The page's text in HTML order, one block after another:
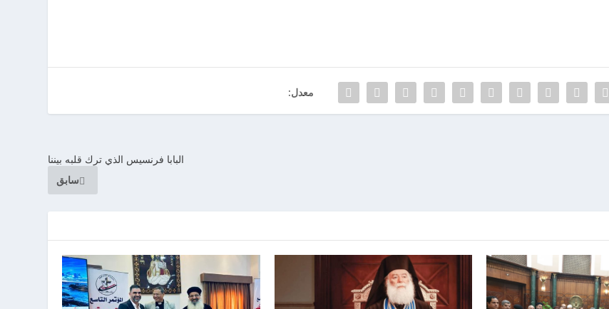
معدل:
البابا فرنسيس الذي ترك قلبه بيننا
سابق